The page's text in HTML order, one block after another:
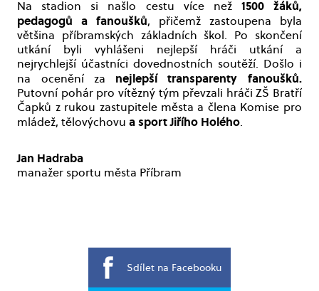
Na stadion si našlo cestu více než 1500 žáků,
pedagogů a fanoušků, přičemž zastoupena byla
většina příbramských základních škol. Po skončení
utkání byli vyhlášeni nejlepší hráči utkání a
nejrychlejší účastníci dovednostních soutěží. Došlo i
na ocenění za nejlepší transparenty fanoušků.
Putovní pohár pro vítězný tým převzali hráči ZŠ Bratří
Čapků z rukou zastupitele města a člena Komise pro
mládež, tělovýchovu a sport Jiřího Holého.
Jan Hadraba
manažer sportu města Příbram
Sdílet na Facebooku